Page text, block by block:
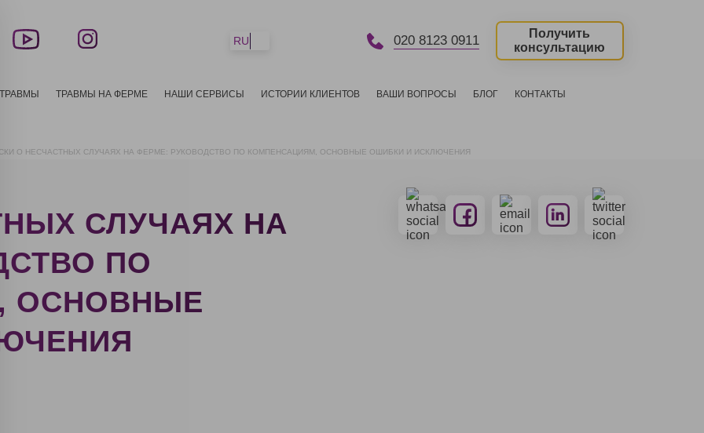
RU 020 8123 0911
Получить
консультацию
ТРАВМЫ НА ФЕРМЕ НАШИ СЕРВИСЫ ИСТОРИИ КЛИЕНТОВ ВАШИ ВОПРОСЫ БЛОГ КОНТАКТЫ
О НЕСЧАСТНЫХ СЛУЧАЯХ НА ФЕРМЕ: РУКОВОДСТВО ПО КОМПЕНСАЦИЯМ, ОСНОВНЫЕ ОШИБКИ И ИСКЛЮЧЕНИЯ
СЛУЧАЯХ НА
ПО
ОСНОВНЫЕ